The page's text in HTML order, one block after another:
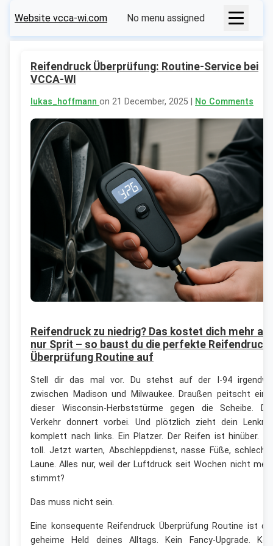
Website vcca-wi.com No menu assigned
Reifendruck Überprüfung: Routine-Service bei
VCCA-WI
lukas_hoffmann on 21 December, 2025 | No Comments
Reifendruck zu niedrig? Das kostet dich mehr als
nur Sprit – so baust du die perfekte Reifendruck
Überprüfung Routine auf
Stell dir das mal vor. Du stehst auf der I-94
zwischen Madison und Milwaukee. Draußen peitscht
dieser Wisconsin-Herbststürme gegen die Scheibe.
Verkehr donnert vorbei. Und plötzlich zieht dein
komplett nach links. Ein Platzer. Der Reifen ist hinüber.
toll. Jetzt warten, Abschleppdienst, nasse Füße,
Laune. Alles nur, weil der Luftdruck seit Wochen nicht
stimmt?
Das muss nicht sein.
Eine konsequente Reifendruck Überprüfung Routine ist
geheime Held deines Alltags. Kein Fancy-Upgrade.